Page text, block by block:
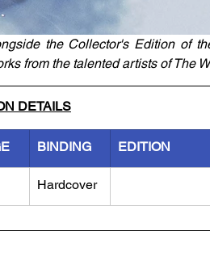
the Collector's Edition of
from the talented artists of The
DETAILS
BINDING EDITION
Hardcover